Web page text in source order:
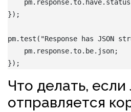
});
pm.test("Response has
    pm.response.to.be.json;
});
Что делать, если
отправляется